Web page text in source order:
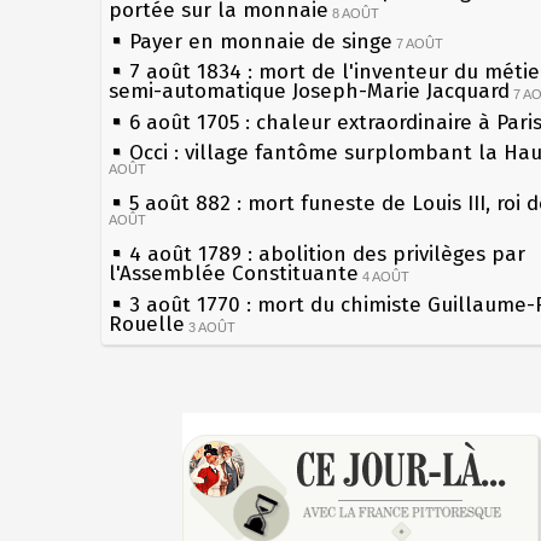
portée sur la monnaie 8 AOÛT
Payer en monnaie de singe 7 AOÛT
7 août 1834 : mort de l'inventeur du
semi-automatique Joseph-Marie Jacquard 7
6 août 1705 : chaleur extraordinaire à Paris
Occi : village fantôme surplombant la
AOÛT
5 août 882 : mort funeste de Louis III, roi
AOÛT
4 août 1789 : abolition des privilèges par
l'Assemblée Constituante 4 AOÛT
3 août 1770 : mort du chimiste Guillaume-
Rouelle 3 AOÛT
Musée Jean de La Fontaine : réouverture
1er août 1589 : Henri III est poignardé à
par Jacques Clément, moine jacobin 1ER AOÛT
31 juillet 1899 : décret instaurant les
boîtes aux lettres en fonte de Léon
les siècles
27 mai 1610 : supplice de François
du roi Henri IV
Pierre qui roule n'amasse pas mousse